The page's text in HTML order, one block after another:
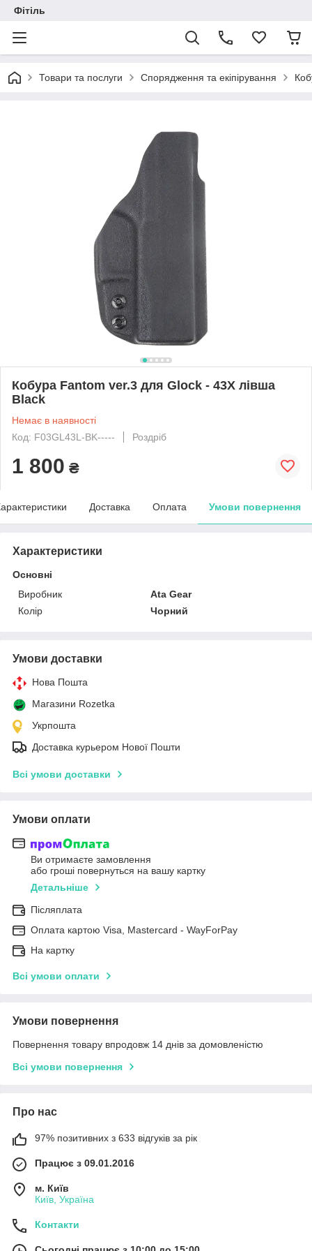
Фітіль
Товари та послуги Спорядження та екіпірування
Кобура Fantom ver.3 для Glock - 43X лівша
Black
Немає в наявності
Код: F03GL43L-BK-----
Роздріб
1 800 ₴
Доставка Оплата Умови повернення
Характеристики
Основні
Виробник
Ata Gear
Колір
Чорний
Умови доставки
Нова Пошта
Магазини Rozetka
Укрпошта
Доставка курьером Нової Пошти
Всі умови доставки
Умови оплати
Ви отримаєте замовлення
або гроші повернуться на вашу картку
Детальніше
Післяплата
Оплата картою Visa, Mastercard - WayForPay
На картку
Всі умови оплати
Умови повернення
Повернення товару впродовж 14 днів за домовленістю
Всі умови повернення
Про нас
97% позитивних з 633 відгуків за рік
Працює з 09.01.2016
м. Київ
Київ, Україна
Контакти